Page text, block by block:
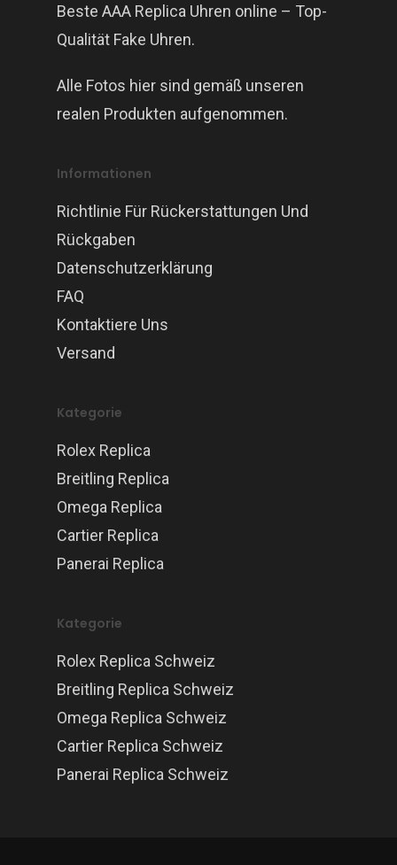
Beste AAA Replica Uhren online – Top-
Qualität Fake Uhren.
Alle Fotos hier sind gemäß unseren
realen Produkten aufgenommen.
Informationen
Richtlinie Für Rückerstattungen Und
Rückgaben
Datenschutzerklärung
FAQ
Kontaktiere Uns
Versand
Kategorie
Rolex Replica
Breitling Replica
Omega Replica
Cartier Replica
Panerai Replica
Kategorie
Rolex Replica Schweiz
Breitling Replica Schweiz
Omega Replica Schweiz
Cartier Replica Schweiz
Panerai Replica Schweiz